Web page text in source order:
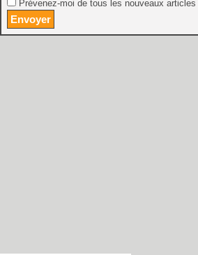
Prévenez-moi de tous les nouveaux articles